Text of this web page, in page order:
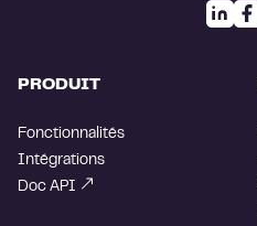
PRODUIT
Fonctionnalités
Intégrations
Doc API